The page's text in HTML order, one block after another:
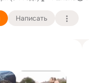
Написать